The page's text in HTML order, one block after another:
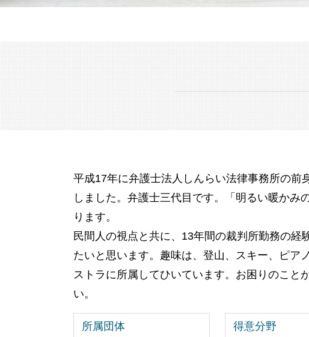
相続人 連絡 取れない
相続税 払わない どうなる
アパート 相続
相続 配偶者居住権
不動産 共有名義
遺留分 減殺請求
田舎 土地 相続
相続税 控除
後見 とは
親の 財産管理
成年後見制度
成年後見人
認知症 預金管理
成年後見人 になるには
平成17年に弁護士法人しんらい法律事務所の前
しました。弁護士三代目です。「明るい暖かみ
ります。
民間人の視点と共に、13年間の裁判所勤務の経
たいと思います。趣味は、登山、スキー、ピア
ストラに所属してひいています。お困りのこと
い。
所属団体 得意分野